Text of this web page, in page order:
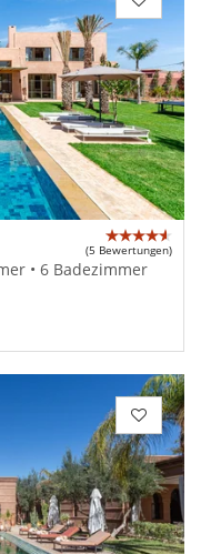
(5 Bewertungen)
• 6 Badezimmer